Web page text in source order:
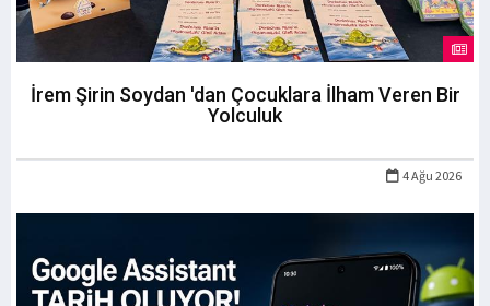
İrem Şirin Soydan 'dan Çocuklara İlham Veren Bir
Yolculuk
4 Ağu 2026